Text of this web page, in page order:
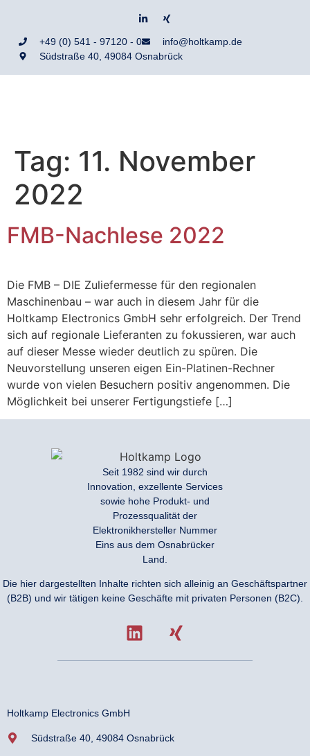
+49 (0) 541 - 97120 - 0
info@holtkamp.de
Südstraße 40, 49084 Osnabrück
Tag: 11. November
2022
FMB-Nachlese 2022
Die FMB – DIE Zuliefermesse für den regionalen
Maschinenbau – war auch in diesem Jahr für die
Holtkamp Electronics GmbH sehr erfolgreich. Der Trend
sich auf regionale Lieferanten zu fokussieren, war auch
auf dieser Messe wieder deutlich zu spüren. Die
Neuvorstellung unseren eigen Ein-Platinen-Rechner
wurde von vielen Besuchern positiv angenommen. Die
Möglichkeit bei unserer Fertigungstiefe […]
Seit 1982 sind wir durch
Innovation, exzellente Services
sowie hohe Produkt- und
Prozessqualität der
Elektronikhersteller Nummer
Eins aus dem Osnabrücker
Land.
Die hier dargestellten Inhalte richten sich alleinig an Geschäftspartner
(B2B) und wir tätigen keine Geschäfte mit privaten Personen (B2C).
Holtkamp Electronics GmbH
Südstraße 40, 49084 Osnabrück